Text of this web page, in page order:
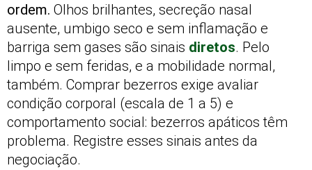
ordem. Olhos brilhantes, secreção nasal
ausente, umbigo seco e sem inflamação e
barriga sem gases são sinais diretos. Pelo
limpo e sem feridas, e a mobilidade normal,
também. Comprar bezerros exige avaliar
condição corporal (escala de 1 a 5) e
comportamento social: bezerros apáticos têm
problema. Registre esses sinais antes da
negociação.